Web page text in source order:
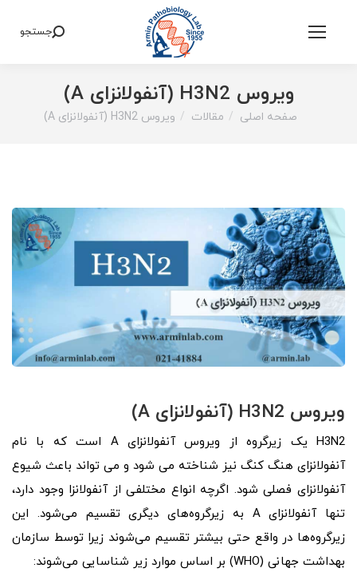
Search:
جستجو
ویروس H3N2 (آنفولانزای A)
You are here:
صفحه اصلی مقالات ویروس H3N2 (آنفولانزای A)
ویروس H3N2 (آنفولانزای A)
H3N2 یک زیرگروه از ویروس آنفولانزای A است که با نام
آنفولانزای هنگ کنگ نیز شناخته می شود و می تواند باعث شیوع
آنفولانزای فصلی شود. اگرچه انواع مختلفی از آنفولانزا وجود دارد،
تنها آنفولانزای A به زیرگروه‌های دیگری تقسیم می‌شود. این
زیرگروه‌ها در واقع حتی بیشتر تقسیم می‌شوند زیرا توسط سازمان
بهداشت جهانی (WHO) بر اساس موارد زیر شناسایی می‌شوند: